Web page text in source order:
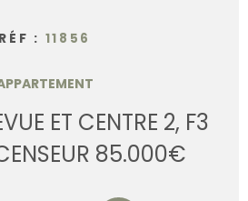
RÉF : 11856
ET CENTRE 2, F3
85.000€